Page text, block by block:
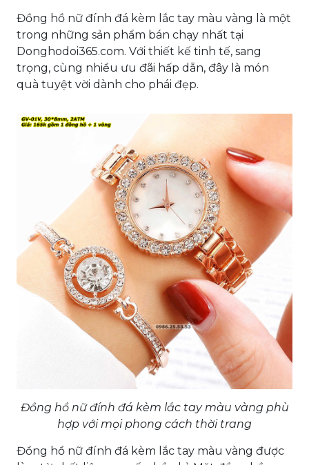
Đồng hồ nữ đính đá kèm lắc tay màu vàng là một
trong những sản phẩm bán chạy nhất tại
Donghodoi365.com. Với thiết kế tinh tế, sang
trọng, cùng nhiều ưu đãi hấp dẫn, đây là món
quà tuyệt vời dành cho phái đẹp.
Đồng hồ nữ đính đá kèm lắc tay màu vàng phù
hợp với mọi phong cách thời trang
Đồng hồ nữ đính đá kèm lắc tay màu vàng được